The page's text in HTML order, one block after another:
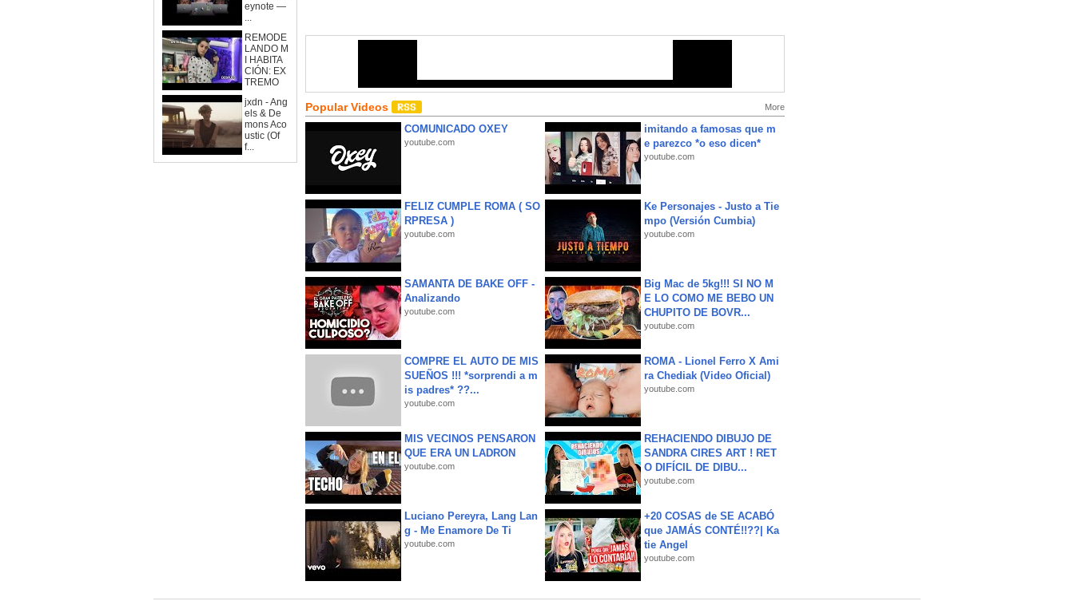
eynote —
...
REMODE
LANDO M
I HABITA
CIÓN: EX
TREMO
jxdn - Ang
els & De
mons Aco
ustic (Of
f...
Popular Videos More
COMUNICADO OXEY
youtube.com
imitando a famosas que m
e parezco *o eso dicen*
youtube.com
FELIZ CUMPLE ROMA ( SO
RPRESA )
youtube.com
Ke Personajes - Justo a Tie
mpo (Versión Cumbia)
youtube.com
SAMANTA DE BAKE OFF -
Analizando
youtube.com
Big Mac de 5kg!!! SI NO M
E LO COMO ME BEBO UN
CHUPITO DE BOVR...
youtube.com
COMPRE EL AUTO DE MIS
SUEÑOS !!! *sorprendi a m
is padres* ??...
youtube.com
ROMA - Lionel Ferro X Ami
ra Chediak (Video Oficial)
youtube.com
MIS VECINOS PENSARON
QUE ERA UN LADRON
youtube.com
REHACIENDO DIBUJO DE
SANDRA CIRES ART ! RET
O DIFÍCIL DE DIBU...
youtube.com
Luciano Pereyra, Lang Lan
g - Me Enamore De Ti
youtube.com
+20 COSAS de SE ACABÓ
que JAMÁS CONTÉ!!??| Ka
tie Angel
youtube.com